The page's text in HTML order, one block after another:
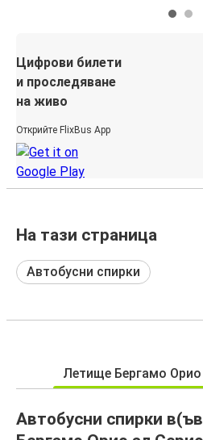
Цифрови билети
и проследяване
на живо
Открийте FlixBus App
На тази страница
Автобусни спирки
Летище Бергамо Орио
Автобусни спирки